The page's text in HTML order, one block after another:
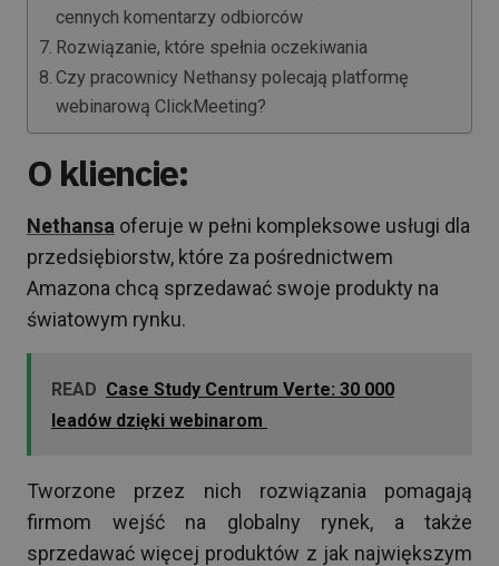
cennych komentarzy odbiorców
Rozwiązanie, które spełnia oczekiwania
Czy pracownicy Nethansy polecają platformę
webinarową ClickMeeting?
O kliencie:
Nethansa oferuje w pełni kompleksowe usługi dla
przedsiębiorstw, które za pośrednictwem
Amazona chcą sprzedawać swoje produkty na
światowym rynku.
READ Case Study Centrum Verte: 30 000
leadów dzięki webinarom
Tworzone przez nich rozwiązania pomagają
firmom wejść na globalny rynek, a także
sprzedawać więcej produktów z jak największym